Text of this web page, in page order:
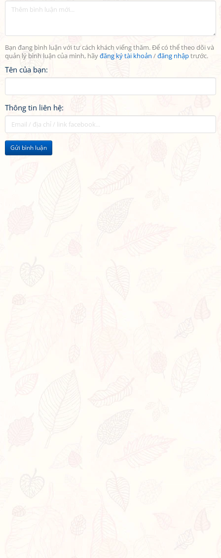
Bạn đang bình luận với tư cách khách viếng thăm. Để có thể theo dõi và
quản lý bình luận của mình, hãyđăng ký tài khoản /đăng nhậptrước.
Tên của bạn:
Thông tin liên hệ:
Gửi bình luận